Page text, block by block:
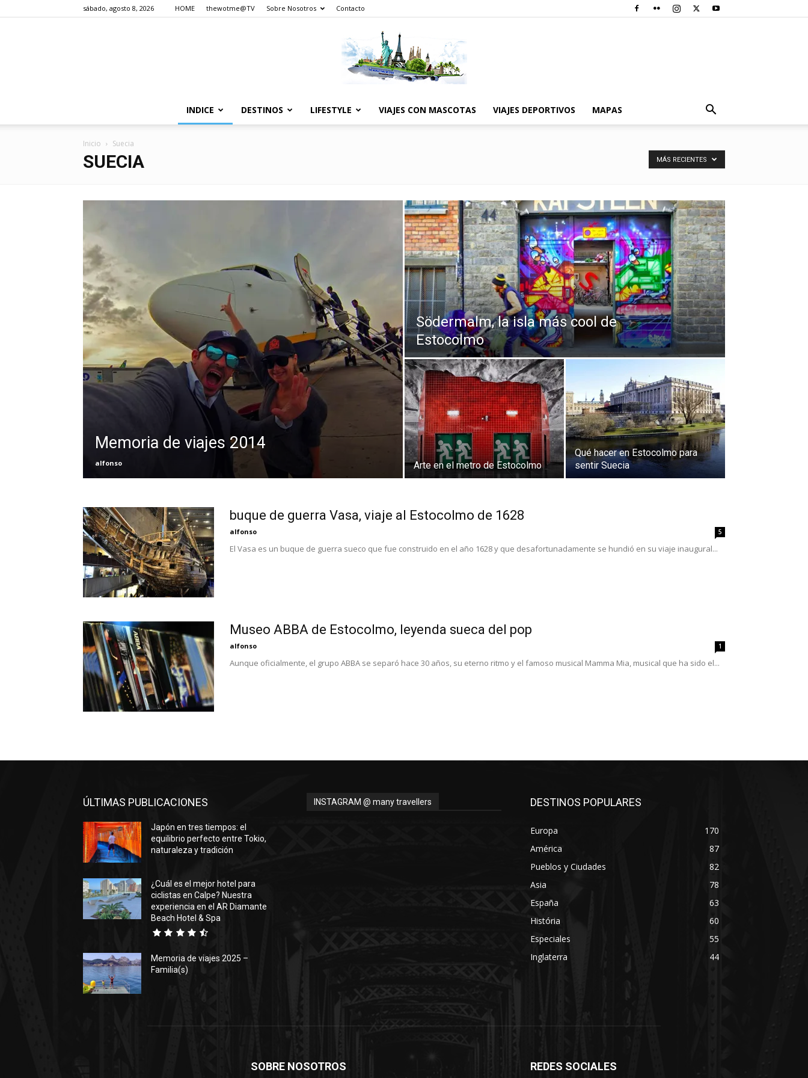
sábado, agosto 8, 2026 HOME thewotme@TV Sobre Nosotros Contacto
The
World
Thru
My
Eyes
INDICE DESTINOS LIFESTYLE VIAJES CON MASCOTAS VIAJES DEPORTIVOS MAPAS
Inicio Suecia
SUECIA MÁS RECIENTES
Memoria de viajes 2014
alfonso
Södermalm, la isla más cool de
Estocolmo
Arte en el metro de Estocolmo
Qué hacer en Estocolmo para
sentir Suecia
buque de guerra Vasa, viaje al Estocolmo de 1628
alfonso 5
El Vasa es un buque de guerra sueco que fue construido en el año 1628 y que desafortunadamente se hundió en su viaje inaugural...
Museo ABBA de Estocolmo, leyenda sueca del pop
alfonso 1
Aunque oficialmente, el grupo ABBA se separó hace 30 años, su eterno ritmo y el famoso musical Mamma Mia, musical que ha sido el...
ÚLTIMAS PUBLICACIONES
Japón en tres tiempos: el
equilibrio perfecto entre Tokio,
naturaleza y tradición
¿Cuál es el mejor hotel para
ciclistas en Calpe? Nuestra
experiencia en el AR Diamante
Beach Hotel & Spa
Memoria de viajes 2025 –
Familia(s)
INSTAGRAM @ many travellers DESTINOS POPULARES
Europa
170
América
87
Pueblos y Ciudades
82
Asia
78
España
63
História
60
Especiales
55
Inglaterra
44
SOBRE NOSOTROS REDES SOCIALES